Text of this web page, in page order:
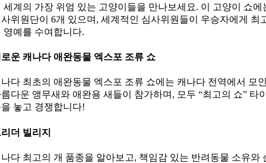
세계의 가장 위엄 있는 고양이들을 만나보세요. 이 고양이 쇼에
위원단이 6개 있으며, 세계적인 심사위원들이 우승자에게 최
영예를 수여합니다.
운 캐나다 애완동물 엑스포 조류 쇼
다 최초의 애완동물 엑스포 조류 쇼에는 캐나다 전역에서 모
다운 앵무새와 애완용 새들이 참가하며, 모두 “최고의 쇼” 타
놓고 경쟁합니다!
더 빌리지
다 최고의 개 품종을 알아보고, 책임감 있는 반려동물 소유와